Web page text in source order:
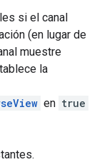
si el canal
(en lugar de
muestre
la
en true